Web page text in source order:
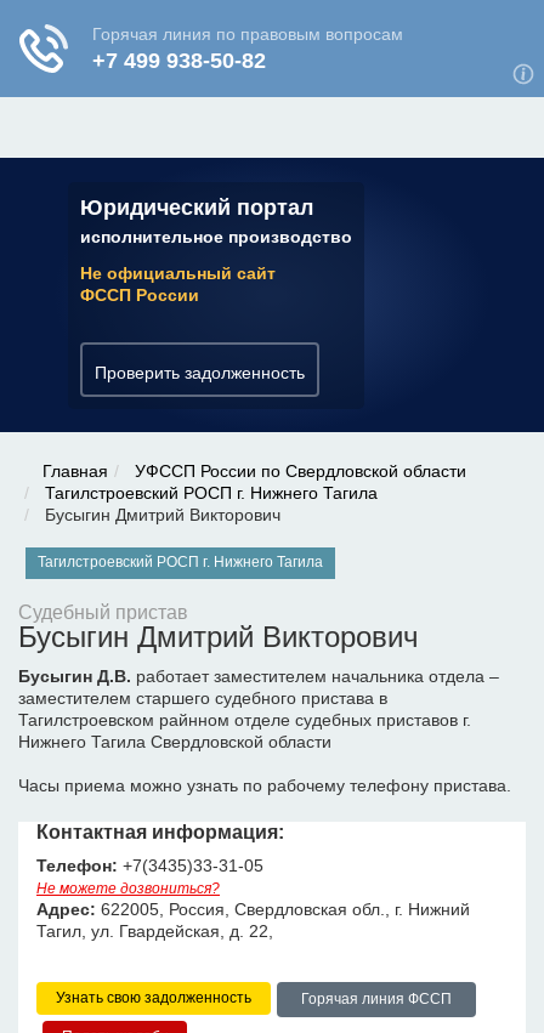
Юридический портал
исполнительное производство
Не официальный сайт
ФССП России
Проверить задолженность
✆ 7 (800) 350-22-64
Главная
УФССП России по Свердловской области
Тагилстроевский РОСП г. Нижнего Тагила
Бусыгин Дмитрий Викторович
Тагилстроевский РОСП г. Нижнего Тагила
Судебный пристав
Бусыгин Дмитрий Викторович
Бусыгин Д.В. работает заместителем начальника отдела –
заместителем старшего судебного пристава в
Тагилстроевском райнном отделе судебных приставов г.
Нижнего Тагила Свердловской области
Часы приема можно узнать по рабочему телефону пристава.
Контактная информация:
Телефон: +7(3435)33-31-05
Не можете дозвониться?
Адрес: 622005, Россия, Свердловская обл., г. Нижний
Тагил, ул. Гвардейская, д. 22,
Узнать свою задолженность Горячая линия ФССП